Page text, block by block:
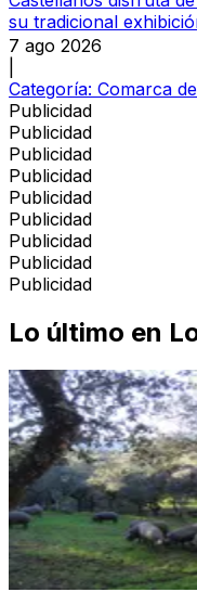
su tradicional
7 ago 2026
Categoría: Comarca
Publicidad
Publicidad
Publicidad
Publicidad
Publicidad
Publicidad
Publicidad
Publicidad
Publicidad
Lo último en